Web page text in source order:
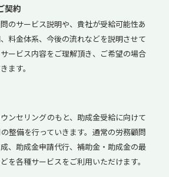
契約
のサービス説明や、貴社が受給可能性あ
料金体系、今後の流れなどを説明させて
ービス内容をご理解頂き、ご希望の場合
ます。
ンセリングのもと、助成金受給に向けて
整備を行っていきます。通常の労務顧問
、助成金申請代行、補助金・助成金の最
を各種サービスをご利用いただけます。